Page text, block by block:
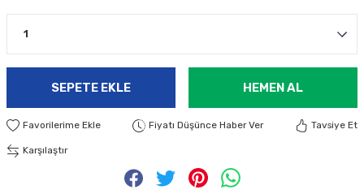
SEPETE EKLE HEMEN AL
Fiyatı Düşünce Haber Ver Tavsiye Et
Karşılaştır